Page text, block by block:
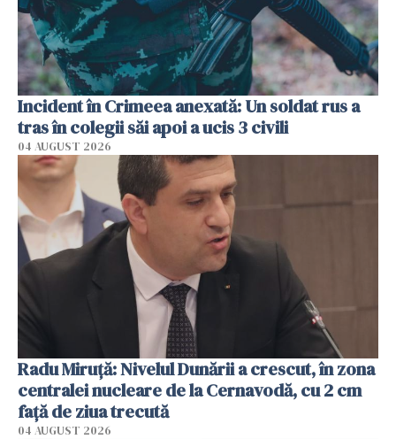
Incident în Crimeea anexată: Un soldat rus a
tras în colegii săi apoi a ucis 3 civili
04 AUGUST 2026
Radu Miruţă: Nivelul Dunării a crescut, în zona
centralei nucleare de la Cernavodă, cu 2 cm
faţă de ziua trecută
04 AUGUST 2026